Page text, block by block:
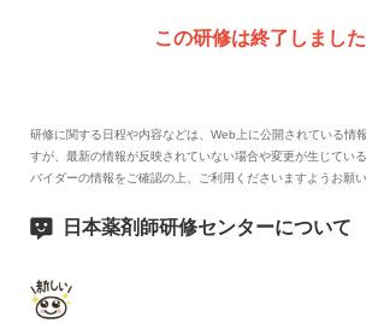
この研修は終了しました
研修に関する日程や内容などは、Web上に公開されている情
すが、最新の情報が反映されていない場合や変更が生じてい
バイダーの情報をご確認の上、ご利用くださいますようお願い
日本薬剤師研修センターについて